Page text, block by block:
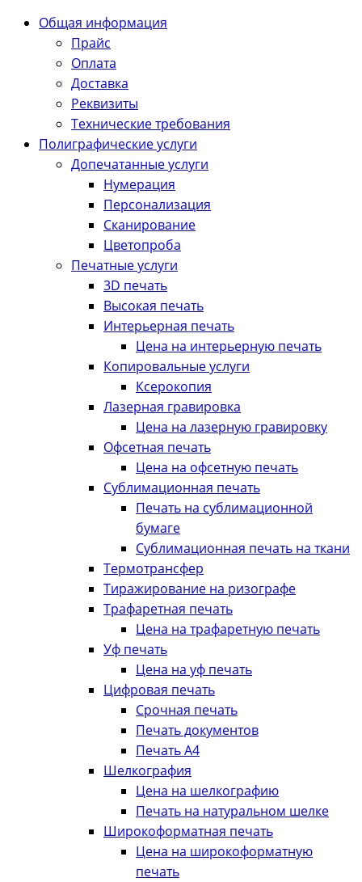
Общая информация
Прайс
Оплата
Доставка
Реквизиты
Технические требования
Полиграфические услуги
Допечатанные услуги
Нумерация
Персонализация
Сканирование
Цветопроба
Печатные услуги
3D печать
Высокая печать
Интерьерная печать
Цена на интерьерную печать
Копировальные услуги
Ксерокопия
Лазерная гравировка
Цена на лазерную гравировку
Офсетная печать
Цена на офсетную печать
Сублимационная печать
Печать на сублимационной
бумаге
Сублимационная печать на ткани
Термотрансфер
Тиражирование на ризографе
Трафаретная печать
Цена на трафаретную печать
Уф печать
Цена на уф печать
Цифровая печать
Срочная печать
Печать документов
Печать А4
Шелкография
Цена на шелкографию
Печать на натуральном шелке
Широкоформатная печать
Цена на широкоформатную
печать